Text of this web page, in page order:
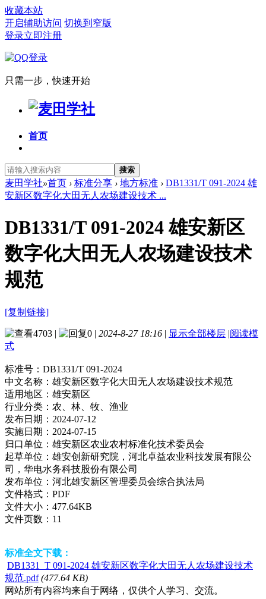
收藏本站
开启辅助访问 切换到窄版
登录立即注册
只需一步，快速开始
首页
搜索
麦田学社»首页 › 标准分享 › 地方标准 › DB1331/T 091-2024 雄
安新区数字化大田无人农场建设技术 ...
DB1331/T 091-2024 雄安新区
数字化大田无人农场建设技术
规范
[复制链接]
4703 | 0 | 2024-8-27 18:16 | 显示全部楼层 |阅读模
式
标准号： DB1331/T 091-2024
中文名称： 雄安新区数字化大田无人农场建设技术规范
适用地区： 雄安新区
行业分类： 农、林、牧、渔业
发布日期： 2024-07-12
实施日期： 2024-07-15
归口单位： 雄安新区农业农村标准化技术委员会
起草单位： 雄安创新研究院，河北卓益农业科技发展有限公
司，华电水务科技股份有限公司
发布单位： 河北雄安新区管理委员会综合执法局
文件格式： PDF
文件大小： 477.64KB
文件页数： 11
标准全文下载：
DB1331_T 091-2024 雄安新区数字化大田无人农场建设技术
规范.pdf (477.64 KB)
网站所有内容均来自于网络，仅供个人学习、交流。